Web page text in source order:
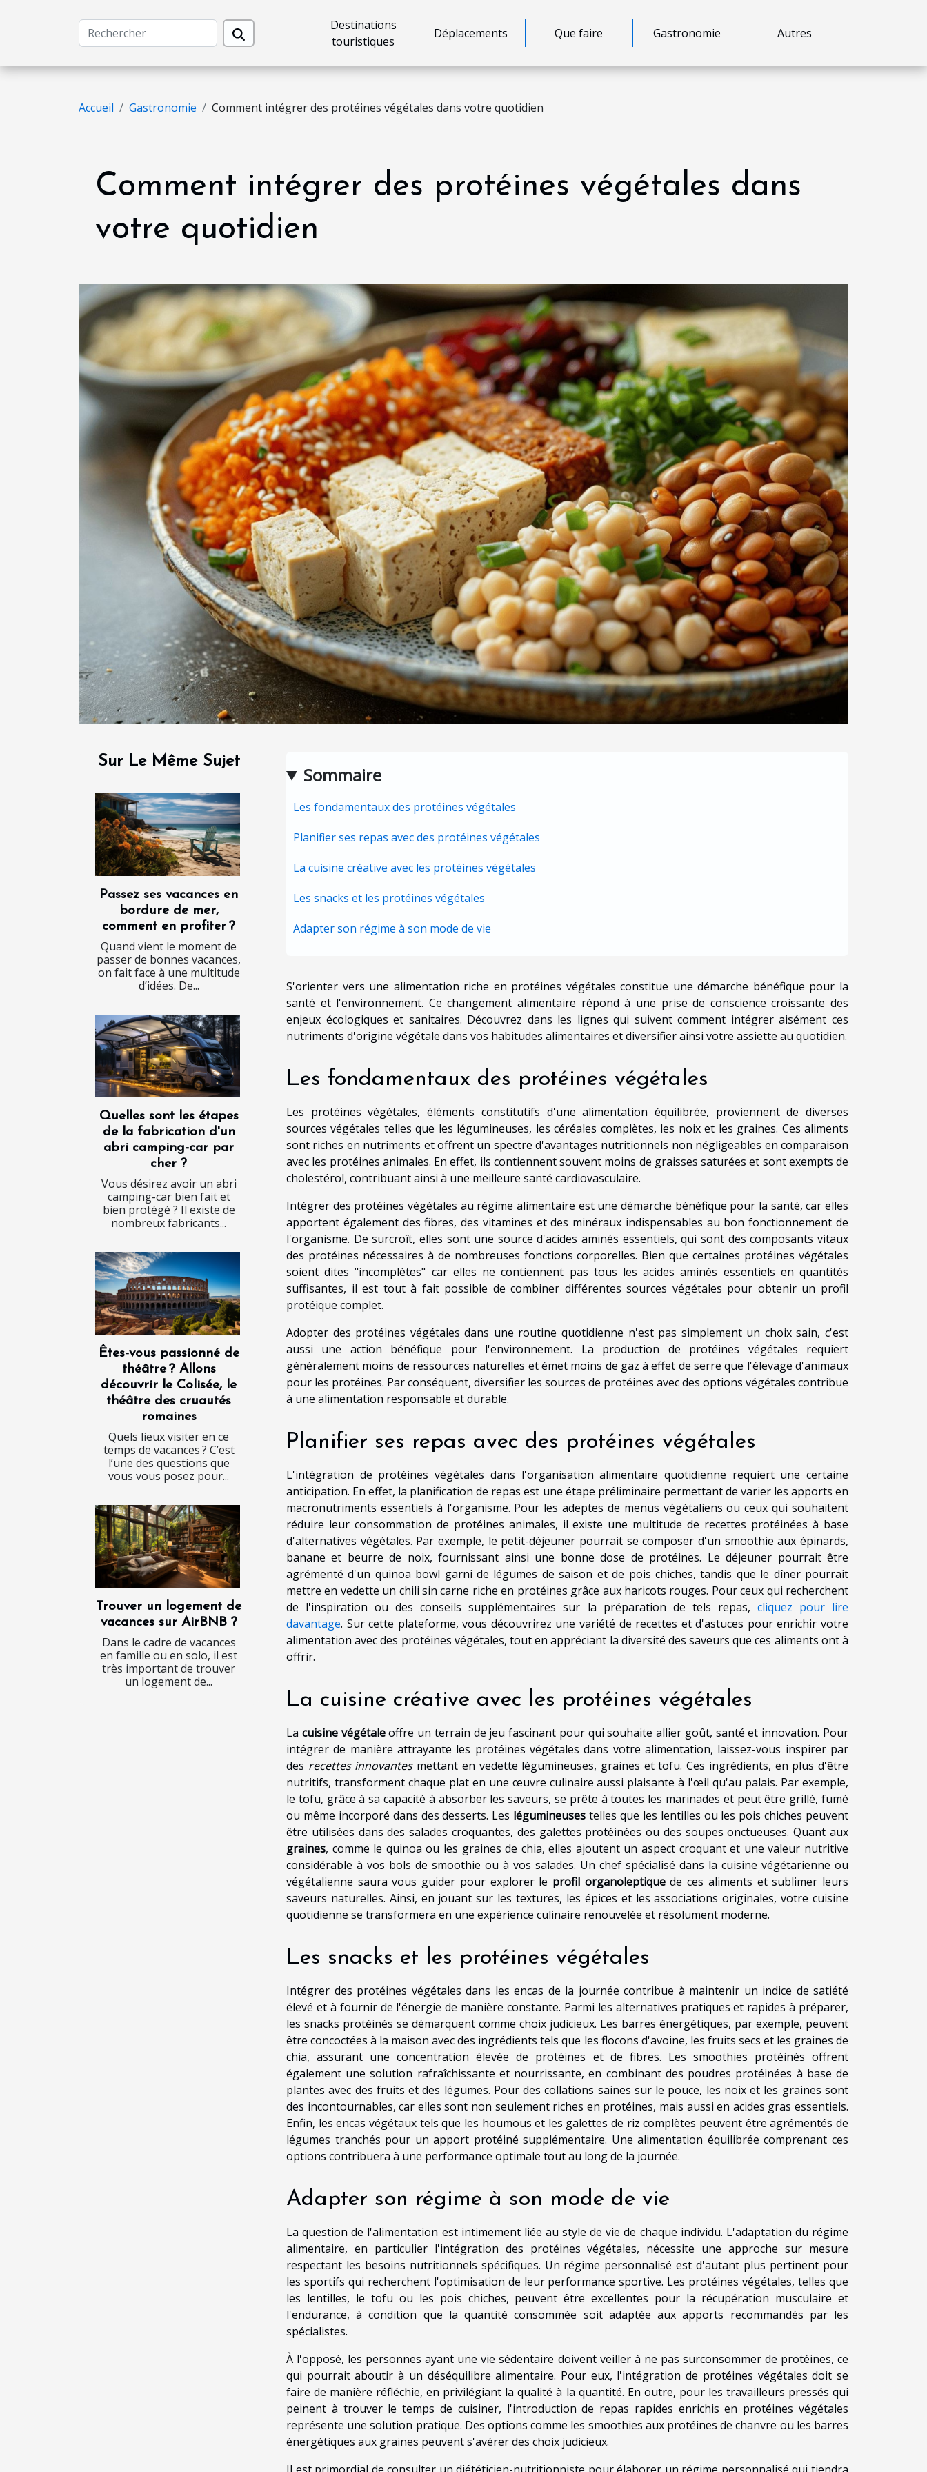
Destinations
touristiques
Déplacements Que faire Gastronomie Autres
Accueil Gastronomie Comment intégrer des protéines végétales dans votre quotidien
Comment intégrer des protéines végétales dans
votre quotidien
Sur Le Même Sujet
Passez ses vacances en
bordure de mer,
comment en profiter ?
Quand vient le moment de
passer de bonnes vacances,
on fait face à une multitude
d’idées. De...
Quelles sont les étapes
de la fabrication d'un
abri camping-car par
cher ?
Vous désirez avoir un abri
camping-car bien fait et
bien protégé ? Il existe de
nombreux fabricants...
Êtes-vous passionné de
théâtre ? Allons
découvrir le Colisée, le
théâtre des cruautés
romaines
Quels lieux visiter en ce
temps de vacances ? C’est
l’une des questions que
vous vous posez pour...
Trouver un logement de
vacances sur AirBNB ?
Dans le cadre de vacances
en famille ou en solo, il est
très important de trouver
un logement de...
Sommaire
Les fondamentaux des protéines végétales
Planifier ses repas avec des protéines végétales
La cuisine créative avec les protéines végétales
Les snacks et les protéines végétales
Adapter son régime à son mode de vie
S'orienter vers une alimentation riche en protéines végétales constitue une démarche bénéfique pour la
santé et l'environnement. Ce changement alimentaire répond à une prise de conscience croissante des
enjeux écologiques et sanitaires. Découvrez dans les lignes qui suivent comment intégrer aisément ces
nutriments d'origine végétale dans vos habitudes alimentaires et diversifier ainsi votre assiette au quotidien.
Les fondamentaux des protéines végétales
Les protéines végétales, éléments constitutifs d'une alimentation équilibrée, proviennent de diverses
sources végétales telles que les légumineuses, les céréales complètes, les noix et les graines. Ces aliments
sont riches en nutriments et offrent un spectre d'avantages nutritionnels non négligeables en comparaison
avec les protéines animales. En effet, ils contiennent souvent moins de graisses saturées et sont exempts de
cholestérol, contribuant ainsi à une meilleure santé cardiovasculaire.
Intégrer des protéines végétales au régime alimentaire est une démarche bénéfique pour la santé, car elles
apportent également des fibres, des vitamines et des minéraux indispensables au bon fonctionnement de
l'organisme. De surcroît, elles sont une source d'acides aminés essentiels, qui sont des composants vitaux
des protéines nécessaires à de nombreuses fonctions corporelles. Bien que certaines protéines végétales
soient dites "incomplètes" car elles ne contiennent pas tous les acides aminés essentiels en quantités
suffisantes, il est tout à fait possible de combiner différentes sources végétales pour obtenir un profil
protéique complet.
Adopter des protéines végétales dans une routine quotidienne n'est pas simplement un choix sain, c'est
aussi une action bénéfique pour l'environnement. La production de protéines végétales requiert
généralement moins de ressources naturelles et émet moins de gaz à effet de serre que l'élevage d'animaux
pour les protéines. Par conséquent, diversifier les sources de protéines avec des options végétales contribue
à une alimentation responsable et durable.
Planifier ses repas avec des protéines végétales
L'intégration de protéines végétales dans l'organisation alimentaire quotidienne requiert une certaine
anticipation. En effet, la planification de repas est une étape préliminaire permettant de varier les apports en
macronutriments essentiels à l'organisme. Pour les adeptes de menus végétaliens ou ceux qui souhaitent
réduire leur consommation de protéines animales, il existe une multitude de recettes protéinées à base
d'alternatives végétales. Par exemple, le petit-déjeuner pourrait se composer d'un smoothie aux épinards,
banane et beurre de noix, fournissant ainsi une bonne dose de protéines. Le déjeuner pourrait être
agrémenté d'un quinoa bowl garni de légumes de saison et de pois chiches, tandis que le dîner pourrait
mettre en vedette un chili sin carne riche en protéines grâce aux haricots rouges. Pour ceux qui recherchent
de l'inspiration ou des conseils supplémentaires sur la préparation de tels repas, cliquez pour lire
davantage. Sur cette plateforme, vous découvrirez une variété de recettes et d'astuces pour enrichir votre
alimentation avec des protéines végétales, tout en appréciant la diversité des saveurs que ces aliments ont à
offrir.
La cuisine créative avec les protéines végétales
La cuisine végétaleoffre un terrain de jeu fascinant pour qui souhaite allier goût, santé et innovation. Pour
intégrer de manière attrayante les protéines végétales dans votre alimentation, laissez-vous inspirer par
des recettes innovantesmettant en vedette légumineuses, graines et tofu. Ces ingrédients, en plus d'être
nutritifs, transforment chaque plat en une œuvre culinaire aussi plaisante à l'œil qu'au palais. Par exemple,
le tofu, grâce à sa capacité à absorber les saveurs, se prête à toutes les marinades et peut être grillé, fumé
ou même incorporé dans des desserts. Les légumineuses telles que les lentilles ou les pois chiches peuvent
être utilisées dans des salades croquantes, des galettes protéinées ou des soupes onctueuses. Quant aux
graines, comme le quinoa ou les graines de chia, elles ajoutent un aspect croquant et une valeur nutritive
considérable à vos bols de smoothie ou à vos salades. Un chef spécialisé dans la cuisine végétarienne ou
végétalienne saura vous guider pour explorer le profil organoleptiquede ces aliments et sublimer leurs
saveurs naturelles. Ainsi, en jouant sur les textures, les épices et les associations originales, votre cuisine
quotidienne se transformera en une expérience culinaire renouvelée et résolument moderne.
Les snacks et les protéines végétales
Intégrer des protéines végétales dans les encas de la journée contribue à maintenir un indice de satiété
élevé et à fournir de l'énergie de manière constante. Parmi les alternatives pratiques et rapides à préparer,
les snacks protéinés se démarquent comme choix judicieux. Les barres énergétiques, par exemple, peuvent
être concoctées à la maison avec des ingrédients tels que les flocons d'avoine, les fruits secs et les graines de
chia, assurant une concentration élevée de protéines et de fibres. Les smoothies protéinés offrent
également une solution rafraîchissante et nourrissante, en combinant des poudres protéinées à base de
plantes avec des fruits et des légumes. Pour des collations saines sur le pouce, les noix et les graines sont
des incontournables, car elles sont non seulement riches en protéines, mais aussi en acides gras essentiels.
Enfin, les encas végétaux tels que les houmous et les galettes de riz complètes peuvent être agrémentés de
légumes tranchés pour un apport protéiné supplémentaire. Une alimentation équilibrée comprenant ces
options contribuera à une performance optimale tout au long de la journée.
Adapter son régime à son mode de vie
La question de l'alimentation est intimement liée au style de vie de chaque individu. L'adaptation du régime
alimentaire, en particulier l'intégration des protéines végétales, nécessite une approche sur mesure
respectant les besoins nutritionnels spécifiques. Un régime personnalisé est d'autant plus pertinent pour
les sportifs qui recherchent l'optimisation de leur performance sportive. Les protéines végétales, telles que
les lentilles, le tofu ou les pois chiches, peuvent être excellentes pour la récupération musculaire et
l'endurance, à condition que la quantité consommée soit adaptée aux apports recommandés par les
spécialistes.
À l'opposé, les personnes ayant une vie sédentaire doivent veiller à ne pas surconsommer de protéines, ce
qui pourrait aboutir à un déséquilibre alimentaire. Pour eux, l'intégration de protéines végétales doit se
faire de manière réfléchie, en privilégiant la qualité à la quantité. En outre, pour les travailleurs pressés qui
peinent à trouver le temps de cuisiner, l'introduction de repas rapides enrichis en protéines végétales
représente une solution pratique. Des options comme les smoothies aux protéines de chanvre ou les barres
énergétiques aux graines peuvent s'avérer des choix judicieux.